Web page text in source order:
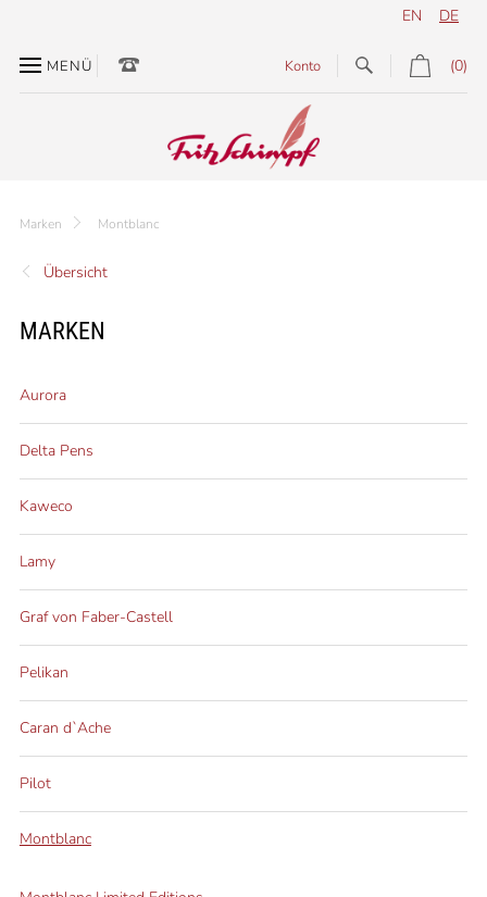
DE
EN
MENÜ (0)
Konto
Übersicht
Marken Montblanc
MARKEN
Aurora
Delta Pens
Kaweco
Lamy
Graf von Faber-Castell
Pelikan
Caran d`Ache
Pilot
Montblanc